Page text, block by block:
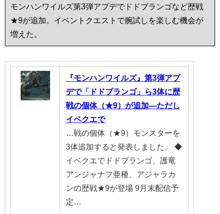
モンハンワイルズ第3弾アプデでドドブランゴなど歴戦
★9が追加。イベントクエストで腕試しを楽しむ機会が
増えた。
『モンハンワイルズ』第3弾アプ
デで「ドドブランゴ」ら3体に歴
戦の個体（★9）が追加―ただし
イベクエで
…戦の個体（★9）モンスターを
3体追加すると発表しました。 ◆
イベクエでドドブランゴ、護竜
アンジャナフ亜種、アジャラカ
ンの歴戦★9が登場 9月末配信予
定…